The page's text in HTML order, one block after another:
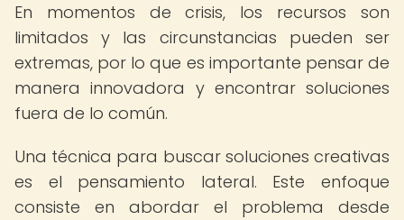
En momentos de crisis, los recursos son
limitados y las circunstancias pueden ser
extremas, por lo que es importante pensar de
manera innovadora y encontrar soluciones
fuera de lo común.
Una técnica para buscar soluciones creativas
es el pensamiento lateral. Este enfoque
consiste en abordar el problema desde